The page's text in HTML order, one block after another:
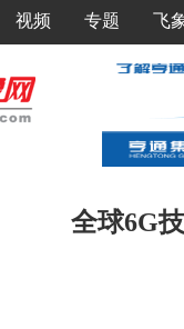
视频 专题 飞
全球6G